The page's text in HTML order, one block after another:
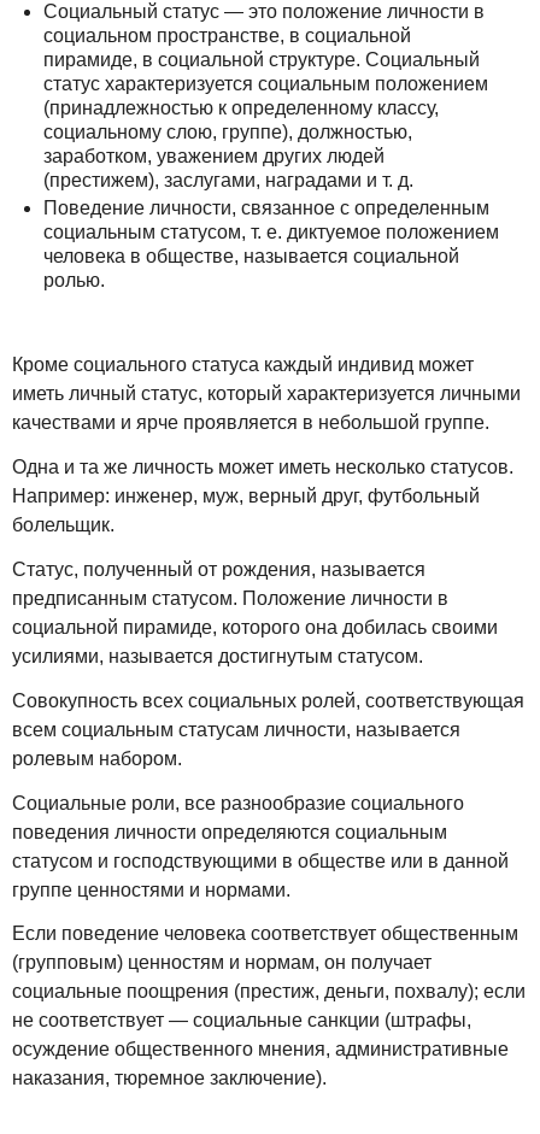
Социальный статус — это положение личности в
социальном пространстве, в социальной
пирамиде, в социальной структуре. Социальный
статус характеризуется социальным положением
(принадлежностью к определенному классу,
социальному слою, группе), должностью,
заработком, уважением других людей
(престижем), заслугами, наградами и т. д.
Поведение личности, связанное с определенным
социальным статусом, т. е. диктуемое положением
человека в обществе, называется социальной
ролью.
Кроме социального статуса каждый индивид может
иметь личный статус, который характеризуется личными
качествами и ярче проявляется в небольшой группе.
Одна и та же личность может иметь несколько статусов.
Например: инженер, муж, верный друг, футбольный
болельщик.
Статус, полученный от рождения, называется
предписанным статусом. Положение личности в
социальной пирамиде, которого она добилась своими
усилиями, называется достигнутым статусом.
Совокупность всех социальных ролей, соответствующая
всем социальным статусам личности, называется
ролевым набором.
Социальные роли, все разнообразие социального
поведения личности определяются социальным
статусом и господствующими в обществе или в данной
группе ценностями и нормами.
Если поведение человека соответствует общественным
(групповым) ценностям и нормам, он получает
социальные поощрения (престиж, деньги, похвалу); если
не соответствует — социальные санкции (штрафы,
осуждение общественного мнения, административные
наказания, тюремное заключение).